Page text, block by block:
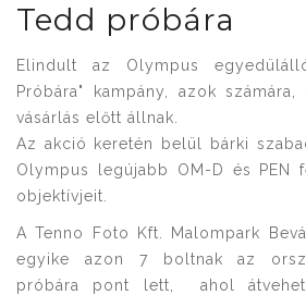
Elfelejtett jelszó
Tedd próbára
Elindult az Olympus
Próbára" kampány, azok
vásárlás előtt állnak.
Az akció keretén belül bárki
Olympus legújabb OM-D és PEN
objektívjeit.
A Tenno Foto Kft. Malompark
egyike azon 7 boltnak az
próbára pont lett, ahol